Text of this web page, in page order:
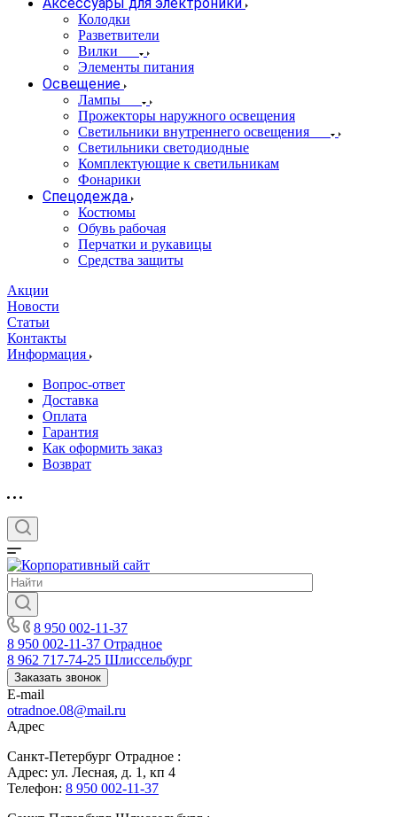
Колодки
Разветвители
Вилки
Элементы питания
Освещение
Лампы
Прожекторы наружного освещения
Светильники внутреннего освещения
Светильники светодиодные
Комплектующие к светильникам
Фонарики
Спецодежда
Костюмы
Обувь рабочая
Перчатки и рукавицы
Средства защиты
Акции
Новости
Статьи
Контакты
Информация
Вопрос-ответ
Доставка
Оплата
Гарантия
Как оформить заказ
Возврат
8 950 002-11-37
8 950 002-11-37 Отрадное
8 962 717-74-25 Шлиссельбург
Заказать звонок
E-mail
otradnoe.08@mail.ru
Адрес
Санкт-Петербург Отрадное :
Адрес: ул. Лесная, д. 1, кп 4
Телефон: 8 950 002-11-37